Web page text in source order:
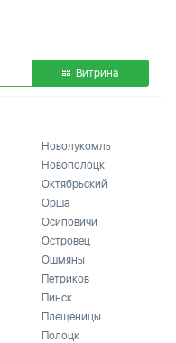
Витрина
Новолукомль
Новополоцк
Октябрьский
Орша
Осиповичи
Островец
Ошмяны
Петриков
Пинск
Плещеницы
Полоцк